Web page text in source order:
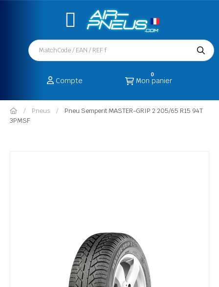
Compte Mon panier
0
Pneus
Pneu Semperit MASTER-GRIP 2 205/65 R15 94T
3PMSF